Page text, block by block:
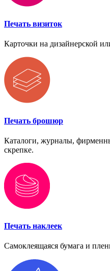
Печать визиток
Карточки на дизайнерской
Печать брошюр
Каталоги, журналы,
скрепке.
Печать наклеек
Самоклеящаяся бумага и